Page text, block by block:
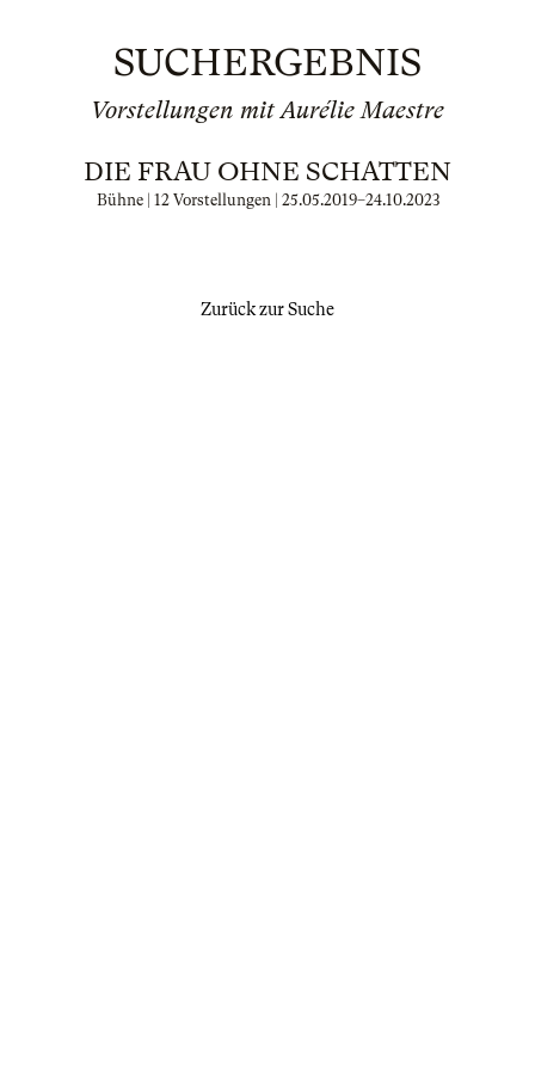
SUCHERGEBNIS
Vorstellungen mit Aurélie Maestre
DIE FRAU OHNE SCHATTEN
Bühne | 12 Vorstellungen | 25.05.2019–24.10.2023
Zurück zur Suche